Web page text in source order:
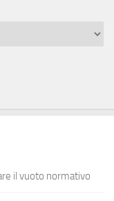
il vuoto normativo